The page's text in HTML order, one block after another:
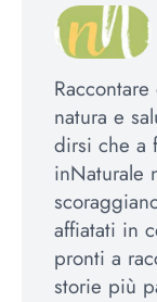
natura e
dirsi che a
inNaturale
affiatati in
pronti a
storie più